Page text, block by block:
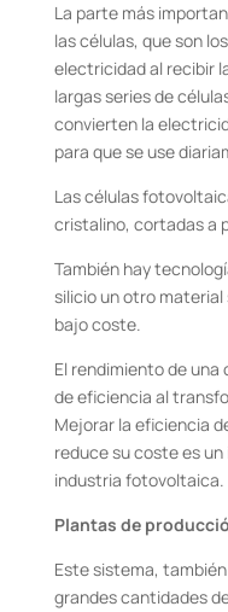
La parte más
las células, que son
electricidad al recibir
largas series de
convierten la
para que se use
Las células
cristalino, cortadas a
También hay
silicio un otro
bajo coste.
El rendimiento de una
de eficiencia al
Mejorar la eficiencia
reduce su coste es
industria fotovoltaica.
Plantas de
Este sistema,
grandes cantidades